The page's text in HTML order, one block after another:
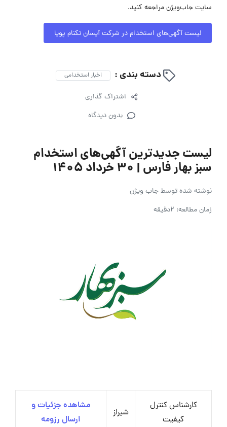
سایت جاب‌ویژن مراجعه کنید.
لیست آگهی‌های استخدام در شرکت آیسان تکنام پویا
دسته بندی : اخبار استخدامی
اشتراک گذاری
بدون دیدگاه
لیست جدیدترین آگهی‌های استخدام
سبز بهار فارس | ۳۰ خرداد ۱۴۰۵
نوشته شده توسطجاب ویژن
زمان مطالعه: 2دقیقه
کارشناس کنترل
کیفیت
شیراز
مشاهده جزئیات و
ارسال رزومه